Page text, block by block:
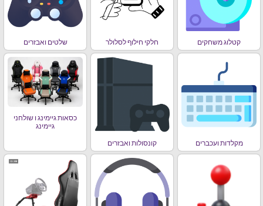
קטלוג משחקים חלקי חילוף לסלולר שלטים ואבזרים
מקלדות ועכברים קונסולות ואבזרים
כסאות גיימינג ו שולחני
גיימינג